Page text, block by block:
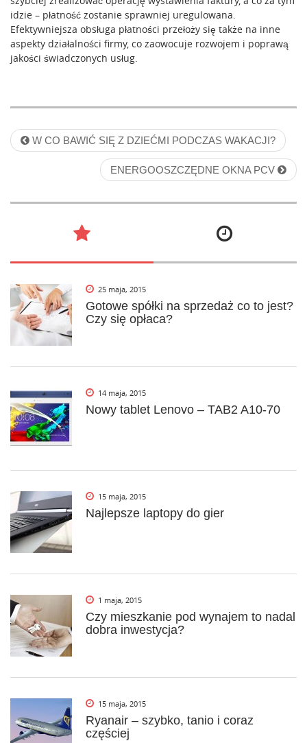
idzie – płatność zostanie sprawniej uregulowana.
Efektywniejsza obsługa płatności przełoży się także na inne
aspekty działalności firmy, co zaowocuje rozwojem i poprawą
jakości świadczonych usług.
P
t
g
a
t
i
o
n
W CO BAWIĆ SIĘ Z DZIEĆMI PODCZAS WAKACJI?
ENERGOOSZCZĘDNE OKNA PCV
25 maja, 2015
Gotowe spółki na sprzedaż co to jest?
Czy się opłaca?
14 maja, 2015
Nowy tablet Lenovo – TAB2 A10-70
15 maja, 2015
Najlepsze laptopy do gier
1 maja, 2015
Czy mieszkanie pod wynajem to nadal
dobra inwestycja?
15 maja, 2015
Ryanair – szybko, tanio i coraz
częściej